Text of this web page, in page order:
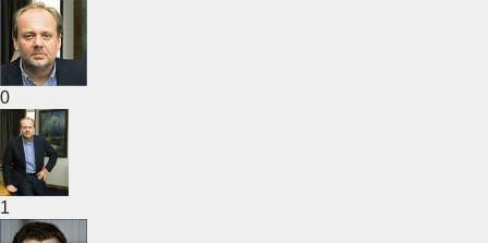
0
1